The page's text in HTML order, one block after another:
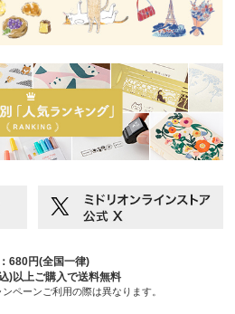
680円(全国一律)
)以上ご購入で送料無料
ペーンご利用の際は異なります。